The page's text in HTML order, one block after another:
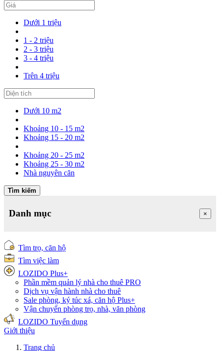
Dưới 1 triệu
1 - 2 triệu
2 - 3 triệu
3 - 4 triệu
Trên 4 triệu
Dưới 10 m2
Khoảng 10 - 15 m2
Khoảng 15 - 20 m2
Khoảng 20 - 25 m2
Khoảng 25 - 30 m2
Nhà nguyên căn
Tìm kiếm
Danh mục ×
Tìm trọ, căn hộ
Tìm việc làm
LOZIDO Plus+
Phần mềm quản lý nhà cho thuê PRO
Dịch vụ vận hành nhà cho thuê
Sale phòng, ký túc xá, căn hộ Plus+
Vận chuyển phòng trọ, nhà, văn phòng
LOZIDO Tuyển dụng
Giới thiệu
Trang chủ